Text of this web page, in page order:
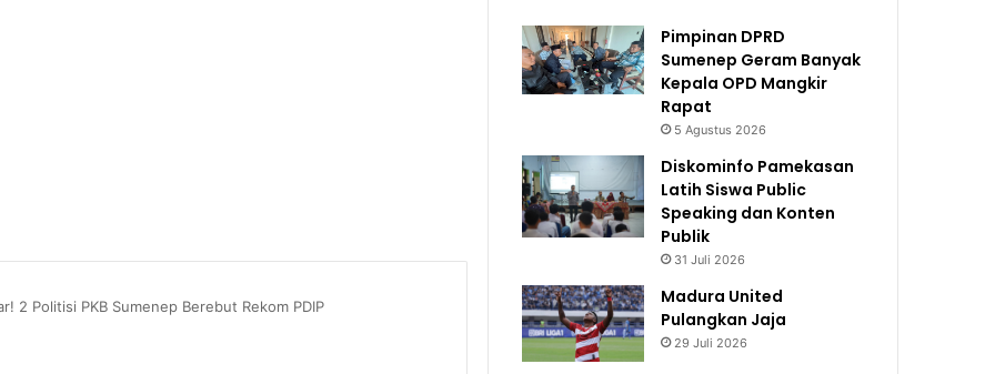
2 Politisi PKB Sumenep Berebut Rekom PDIP
Pimpinan DPRD
Sumenep Geram Banyak
Kepala OPD Mangkir
Rapat
5 Agustus 2026
Diskominfo Pamekasan
Latih Siswa Public
Speaking dan Konten
Publik
31 Juli 2026
Madura United
Pulangkan Jaja
29 Juli 2026